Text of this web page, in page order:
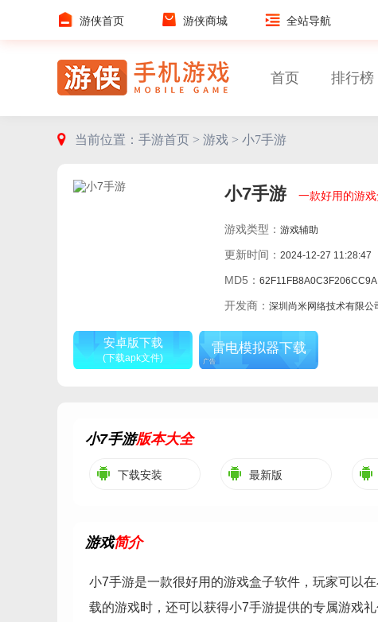
游侠首页 游侠商城 全站导航
首页 排行榜
当前位置： 手游首页 > 游戏 > 小7手游
小7手游 一款好用的游
游戏类型： 游戏辅助
更新时间： 2024-12-27 11:28:47
MD5： 62F11FB8A0C3F206CC9A5EDBA7DF4814
开发商： 深圳尚米网络技术有限公
安卓版下载
(下载apk文件)
雷电模拟器下载
广告
小7手游版本大全
下载安装 最新版
游戏简介
小7手游是一款很好用的游戏盒子软件，玩家可以
载的游戏时，还可以获得小7手游提供的专属游戏